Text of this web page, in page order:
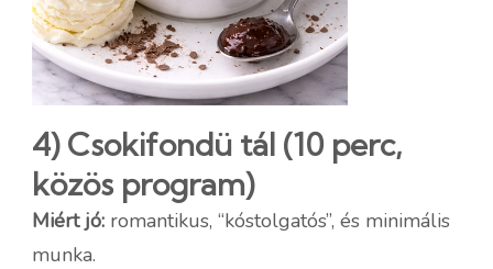
4) Csokifondü tál (10 perc,
közös program)
Miért jó: romantikus, “kóstolgatós”, és minimális
munka.